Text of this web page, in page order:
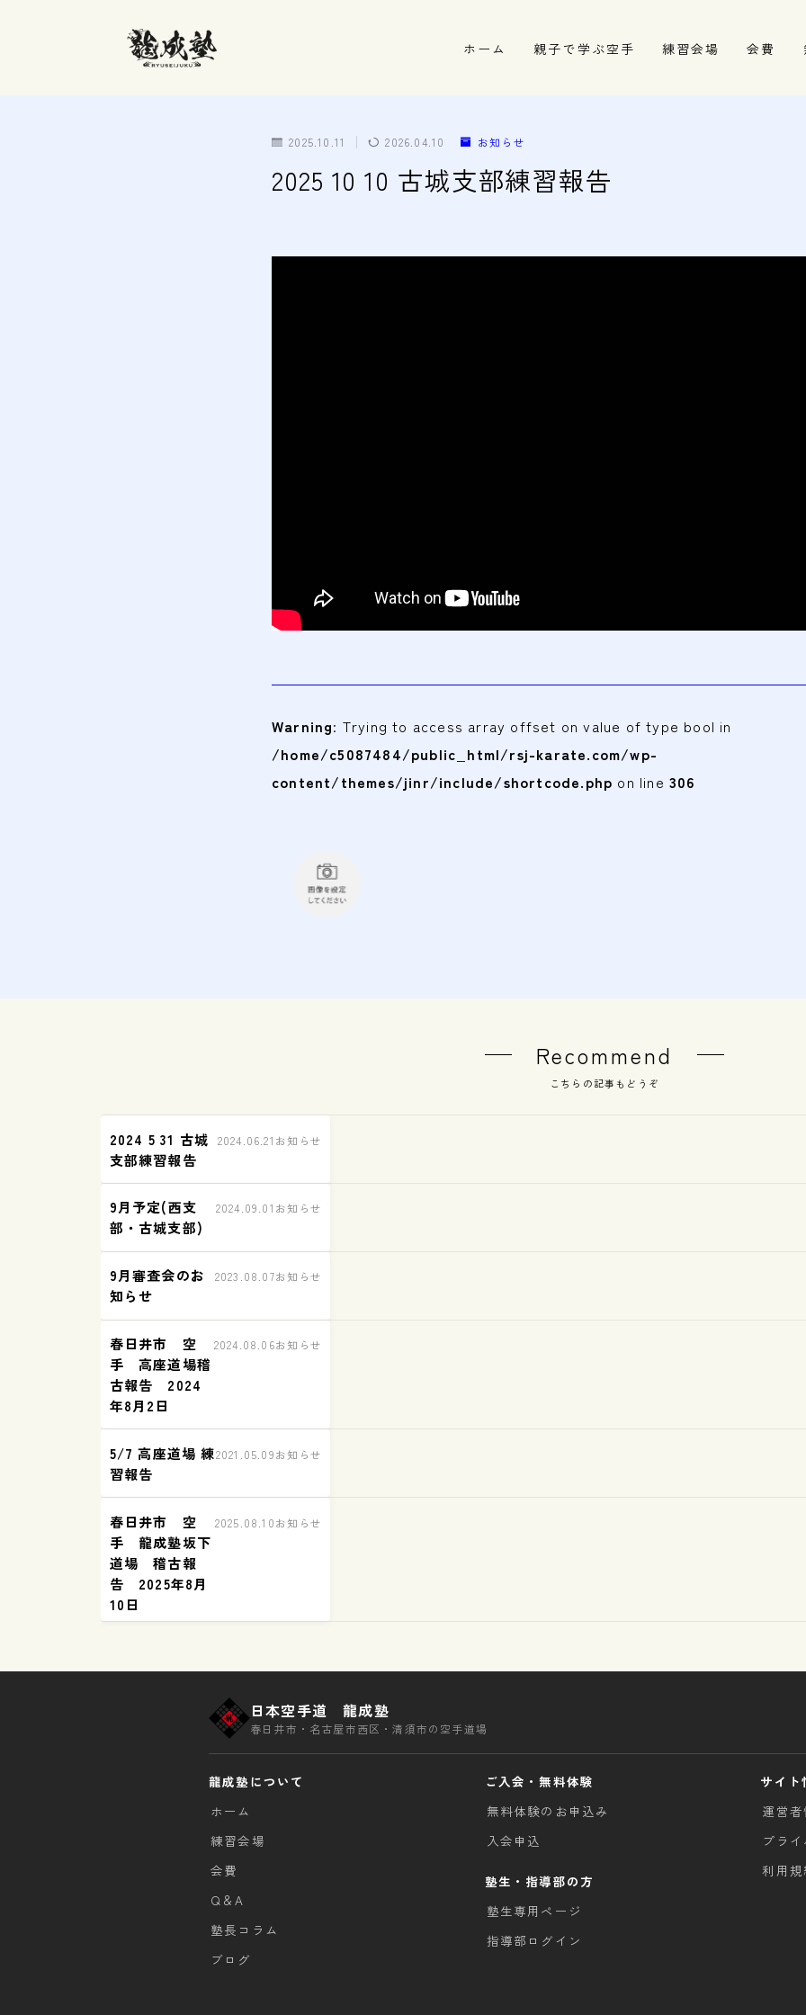
ホーム 親子で学ぶ空手 練習会場 会費
2025.10.11 2026.04.10 お知らせ
2025 10 10 古城支部練習報告
Warning: Trying to access array offset on value of type bool in
/home/c5087484/public_html/rsj-karate.com/wp-
content/themes/jinr/include/shortcode.php on line306
Recommend
こちらの記事もどうぞ
2024 5 31 古城
支部練習報告
2024.06.21 お知らせ
9月予定(西支
部・古城支部)
2024.09.01 お知らせ
9月審査会のお
知らせ
2023.08.07お知らせ
春日井市 空
手 高座道場稽
古報告 2024
年8月2日
2024.08.06お知らせ
5/7 高座道場 練
習報告
2021.05.09お知らせ
春日井市 空
手 龍成塾坂下
道場 稽古報
告 2025年8月
10日
2025.08.10お知らせ
日本空手道 龍成塾
春日井市・名古屋市西区・清須市の空手道場
龍成塾について
ホーム
練習会場
会費
Q＆A
塾長コラム
ブログ
ご入会・無料体験
無料体験のお申込み
入会申込
塾生・指導部の方
塾生専用ページ
指導部ログイン
サイト
運営者
プラ
利用規